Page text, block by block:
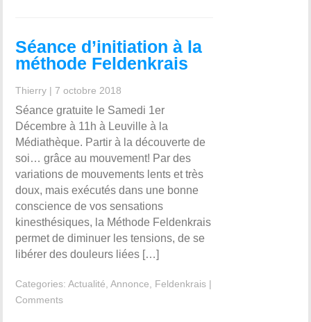
Séance d’initiation à la
méthode Feldenkrais
Thierry |7 octobre 2018
Séance gratuite le Samedi 1er
Décembre à 11h à Leuville à la
Médiathèque. Partir à la découverte de
soi… grâce au mouvement! Par des
variations de mouvements lents et très
doux, mais exécutés dans une bonne
conscience de vos sensations
kinesthésiques, la Méthode Feldenkrais
permet de diminuer les tensions, de se
libérer des douleurs liées […]
Categories:Actualité ,Annonce Feldenkrais |
Comments